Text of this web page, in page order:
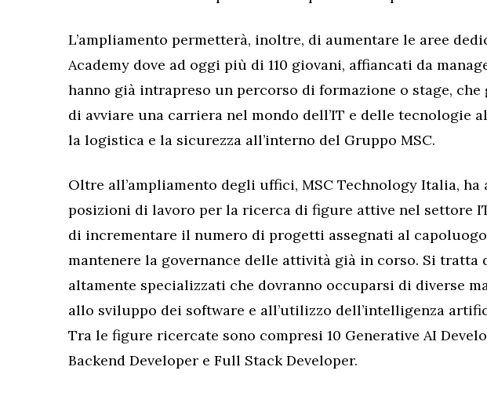
L’ampliamento permetterà, inoltre, di aumentare le aree
Academy dove ad oggi più di 110 giovani, affiancati da
hanno già intrapreso un percorso di formazione o stage, che
di avviare una carriera nel mondo dell’IT e delle tecnologie
la logistica e la sicurezza all’interno del Gruppo MSC.
Oltre all’ampliamento degli uffici, MSC Technology Italia, ha
posizioni di lavoro per la ricerca di figure attive nel settore
di incrementare il numero di progetti assegnati al
mantenere la governance delle attività già in corso. Si tratta
altamente specializzati che dovranno occuparsi di diverse
allo sviluppo dei software e all’utilizzo dell’intelligenza
Tra le figure ricercate sono compresi 10 Generative AI
Backend Developer e Full Stack Developer.